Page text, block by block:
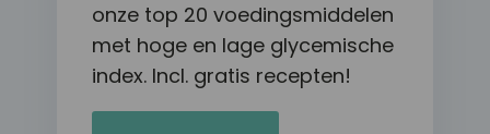
onze top 20 voedingsmiddelen
met hoge en lage glycemische
index. Incl. gratis recepten!